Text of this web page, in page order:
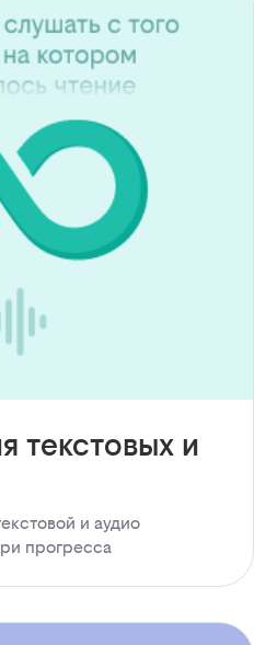
текстовых и
и аудио
прогресса